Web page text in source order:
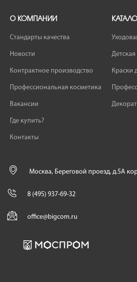
О КОМПАНИИ
Стандарты качества
Новости
Контрактное производство
Профессиональная косметика
Вакансии
Где купить?
Контакты
КАТАЛОГ
Краски
Москва, Береговой проезд, д.5А
8 (495) 937-69-32
office@bigcom.ru